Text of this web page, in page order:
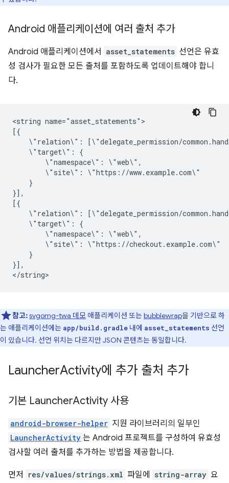
Android 애플리케이션에 여러 출처 추가
Android 애플리케이션에서 asset_statements 선언은 유효
성 검사가 필요한 모든 출처를 포함하도록 업데이트해야 합니
다.
<string name="asset_statements">
\"relation\":
\"target\":
\"namespace\":
\"site\":
}
}],
\"relation\":
\"target\":
\"namespace\":
\"site\":
}
}],
참고:svgomg-twa 데모 애플리케이션 또는bubblewrap을 기반으로 하
는 애플리케이션에는 app/build.gradle 내에 asset_statements 선언
이 있습니다. 선언 위치는 다르지만 JSON 콘텐츠는 동일합니다.
LauncherActivity에 추가 출처 추가
기본 LauncherActivity 사용
android-browser-helper 지원 라이브러리의 일부인
LauncherActivity 는 Android 프로젝트를 구성하여 유효성
검사할 여러 출처를 추가하는 방법을 제공합니다.
먼저 res/values/strings.xml 파일에 string-array 요